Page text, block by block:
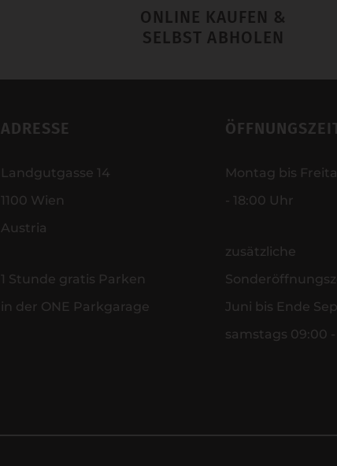
ONLINE KAUFEN &
SELBST ABHOLEN
ADRESSE
Landgutgasse 14
1100 Wien
Austria
1 Stunde gratis Parken
in der ONE Parkgarage
Montag bis
- 18:00 Uhr
zusätzliche
Juni bis Ende
samstags 09:00